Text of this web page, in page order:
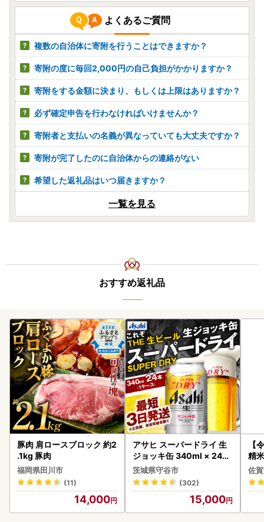
よくあるご質問
複数の自治体に寄附を行うことはできますか？
寄附の度に毎回2,000円の自己負担がかかりますか？
寄附をする金額に決まり、もしくは上限はありますか？
必ず確定申告を行わなければいけませんか？
寄附者と支払いの名義が異なっていても大丈夫ですか？
寄附が完了したのに自治体からの連絡がない
希望した返礼品はいつ届きますか？
一覧を見る
おすすめ返礼品
豚肉 肩ロースブロック 約2
.1kg 豚肉
福岡県田川市
(11)
14,000
アサヒ スーパードライ 生
ジョッキ缶 340ml × 24本
(1ケース) ＜茨城工場＞ 缶
ビール お酒 Asahi 守谷市
茨城県守谷市
(302)
15,000
【
精
佐